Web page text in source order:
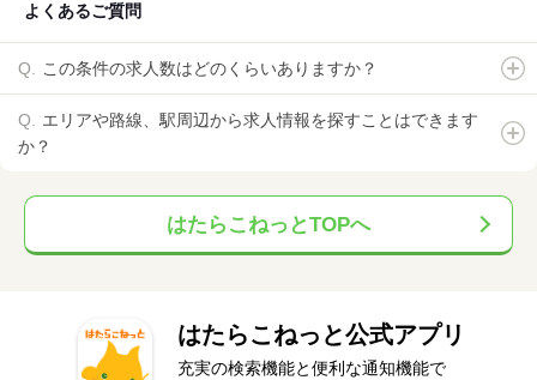
よくあるご質問
この条件の求人数はどのくらいありますか？
エリアや路線、駅周辺から求人情報を探すことはできます
か？
はたらこねっとTOPへ
はたらこねっと公式アプリ
充実の検索機能と便利な通知機能で